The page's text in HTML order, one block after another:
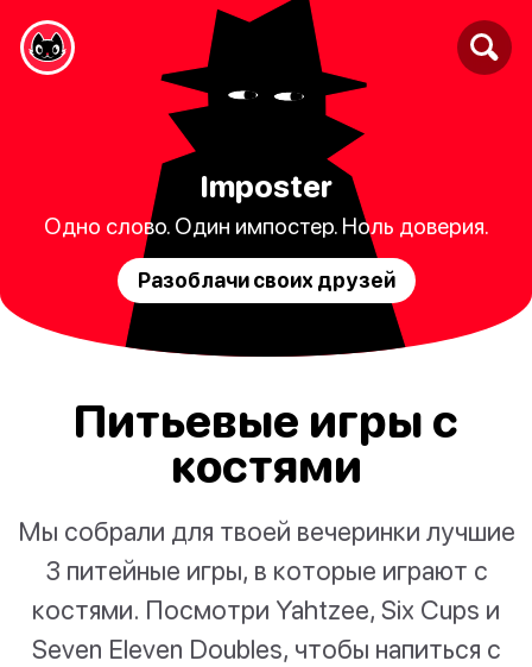
Imposter
Одно слово. Один импостер. Ноль доверия.
Разоблачи своих друзей
Питьевые игры с
костями
Мы собрали для твоей вечеринки лучшие
3 питейные игры, в которые играют с
костями. Посмотри Yahtzee, Six Cups и
Seven Eleven Doubles, чтобы напиться с